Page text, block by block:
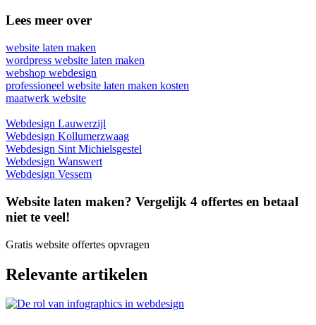
Lees meer over
website laten maken
wordpress website laten maken
webshop webdesign
professioneel website laten maken kosten
maatwerk website
Webdesign Lauwerzijl
Webdesign Kollumerzwaag
Webdesign Sint Michielsgestel
Webdesign Wanswert
Webdesign Vessem
Website laten maken? Vergelijk 4 offertes en betaal
niet te veel!
Gratis website offertes opvragen
Relevante artikelen